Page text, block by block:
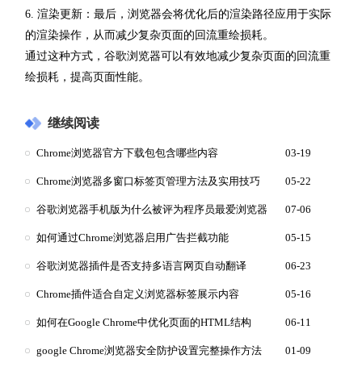
6. 渲染更新：最后，浏览器会将优化后的渲染路径应用于实际
的渲染操作，从而减少复杂页面的回流重绘损耗。
通过这种方式，谷歌浏览器可以有效地减少复杂页面的回流重
绘损耗，提高页面性能。
继续阅读
Chrome浏览器官方下载包包含哪些内容 03-19
Chrome浏览器多窗口标签页管理方法及实用技巧 05-22
谷歌浏览器手机版为什么被评为程序员最爱浏览器 07-06
如何通过Chrome浏览器启用广告拦截功能 05-15
谷歌浏览器插件是否支持多语言网页自动翻译 06-23
Chrome插件适合自定义浏览器标签展示内容 05-16
如何在Google Chrome中优化页面的HTML结构 06-11
google Chrome浏览器安全防护设置完整操作方法 01-09